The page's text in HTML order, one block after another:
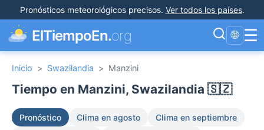
Pronósticos meteorológicos precisos. Ver todos los países.
ElTiempoEn.org 🌐 ☰
Inicio > Swazilandia > Manzini
Tiempo en Manzini, Swazilandia 🇸🇿
Pronóstico Clima en agosto
Clima en septiembre